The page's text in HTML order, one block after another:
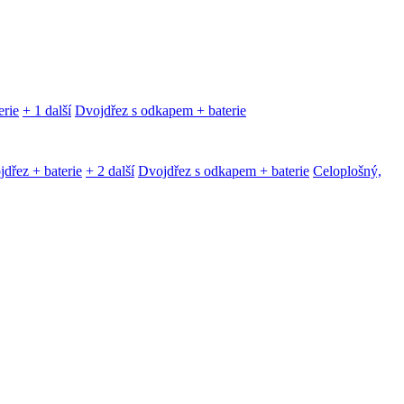
+ 1 další Dvojdřez s odkapem + baterie
+ baterie + 2 další Dvojdřez s odkapem + baterie Celoplošný,